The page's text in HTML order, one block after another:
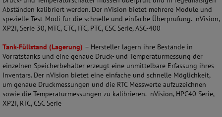
Abständen kalibriert werden. Der nVision bietet mehrere Module und
spezielle Test-Modi für die schnelle und einfache Überprüfung. nVision,
XP2i, Serie 30, MTC, CTC, ITC, PTC, CSC Serie, ASC-400
Tank-Füllstand (Lagerung) – Hersteller lagern ihre Bestände in
Vorratstanks und eine genaue Druck- und Temperaturmessung der
einzelnen Speicherbehälter erzeugt eine unmittelbare Erfassung ihres
Inventars. Der nVision bietet eine einfache und schnelle Möglichkeit,
um genaue Druckmessungen und die RTC Messwerte aufzuzeichnen
sowie die Temperaturmessungen zu kalibrieren. nVision, HPC40 Serie,
XP2i, RTC, CSC Serie